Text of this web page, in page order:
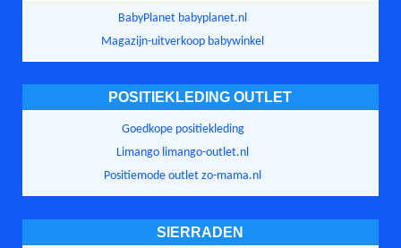
BabyPlanet babyplanet.nl
Magazijn-uitverkoop babywinkel
POSITIEKLEDING OUTLET
Goedkope positiekleding
Limango limango-outlet.nl
Positiemode outlet zo-mama.nl
SIERRADEN